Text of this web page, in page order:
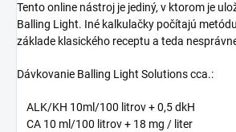
Tento online nástroj je jediný, v ktorom je
Balling Light. Iné kalkulačky počítajú
základe klasického receptu a teda
Dávkovanie Balling Light Solutions cca.:
ALK/KH 10ml/100 litrov + 0,5 dkH
CA 10 ml/100 litrov + 18 mg / liter